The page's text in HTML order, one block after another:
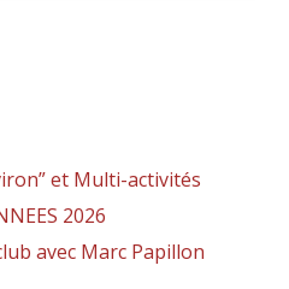
et Multi-activités
2026
avec Marc Papillon